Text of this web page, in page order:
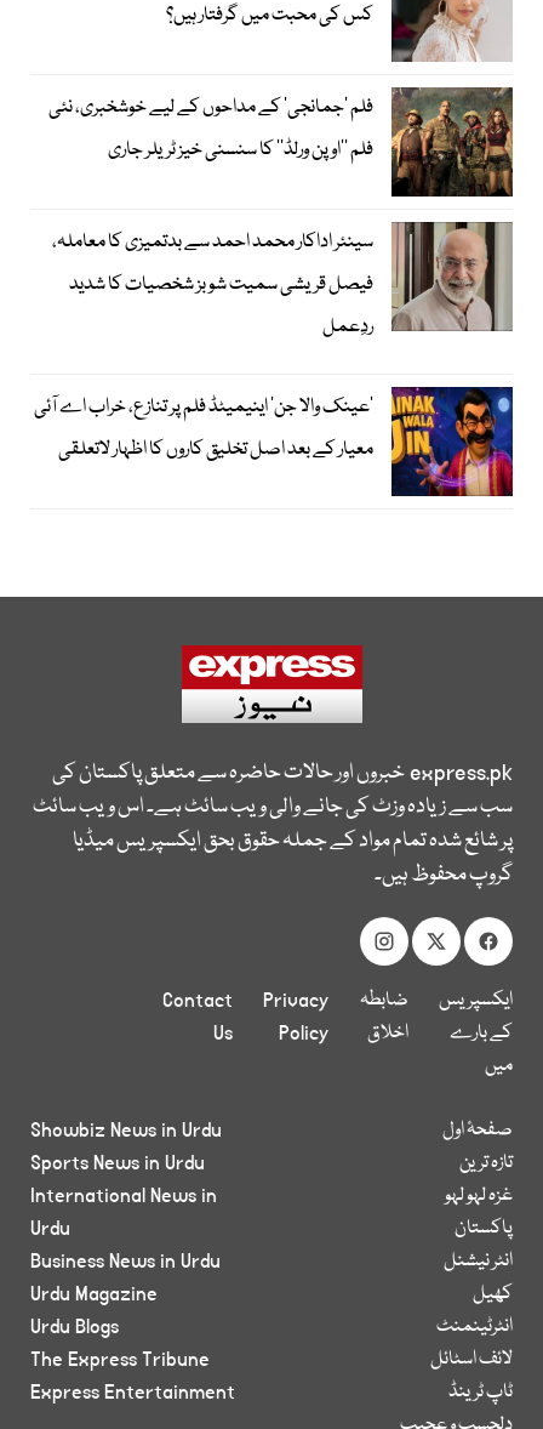
کس کی محبت میں گرفتار ہیں؟
فلم ’جمانجی‘ کے مداحوں کے لیے خوشخبری، نئی
فلم ’’اوپن ورلڈ‘‘ کا سنسنی خیز ٹریلر جاری
سینئر اداکار محمد احمد سے بدتمیزی کا معاملہ،
فیصل قریشی سمیت شوبز شخصیات کا شدید
ردِعمل
’عینک والا جن‘ اینیمیٹڈ فلم پر تنازع، خراب اے آئی
معیار کے بعد اصل تخلیق کاروں کا اظہار لاتعلقی
express.pkخبروں اور حالات حاضرہ سے متعلق پاکستان کی
سب سے زیادہ وزٹ کی جانے والی ویب سائٹ ہے۔ اس ویب سائٹ
پر شائع شدہ تمام مواد کے جملہ حقوق بحق ایکسپریس میڈیا
گروپ محفوظ ہیں۔
ایکسپریس
کے بارے
میں
ضابطہ
اخلاق
Privacy
Policy
Contact
Us
صفحۂ اول
تازہ ترین
غزہ لہو لہو
پاکستان
انٹر نیشنل
کھیل
انٹرٹینمنٹ
لائف اسٹائل
ٹاپ ٹرینڈ
Showbiz News in Urdu
Sports News in Urdu
International News in
Urdu
Business News in Urdu
Urdu Magazine
Urdu Blogs
The Express Tribune
Express Entertainment